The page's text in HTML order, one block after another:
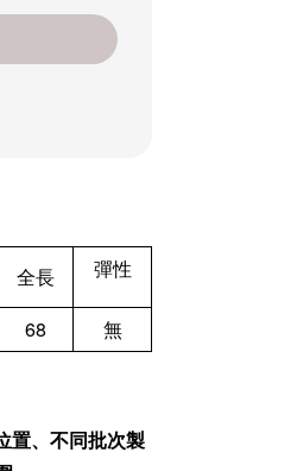
全長 彈性
68 無
置、不同批次製